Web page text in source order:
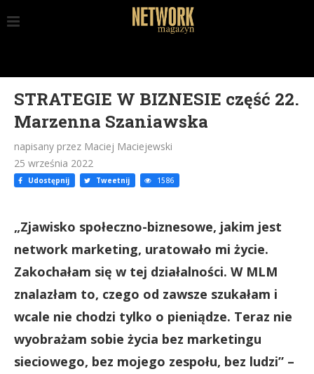
STRATEGIE W BIZNESIE część 22.
Marzenna Szaniawska
napisany przez Maciej Maciejewski
25 września 2022
Udostępnij Tweetnij 1586
„Zjawisko społeczno-biznesowe, jakim jest
network marketing, uratowało mi życie.
Zakochałam się w tej działalności. W MLM
znalazłam to, czego od zawsze szukałam i
wcale nie chodzi tylko o pieniądze. Teraz nie
wyobrażam sobie życia bez marketingu
sieciowego, bez mojego zespołu, bez ludzi” –